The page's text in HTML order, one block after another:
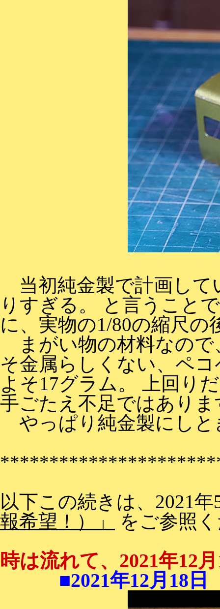
当初純金製で計画して
りすぎる。 と言うこと
に、実物の1/80の縮尺
まがい物の材料なので
そ金属らしくない、ペ
よそ17グラム。 上回り
手ごたえ不足ではありま
やっぱり純金製にしと
以下この続きは、2021
報希望！）」
をご参照
時は流れて、2021年12
■2021年12月18日